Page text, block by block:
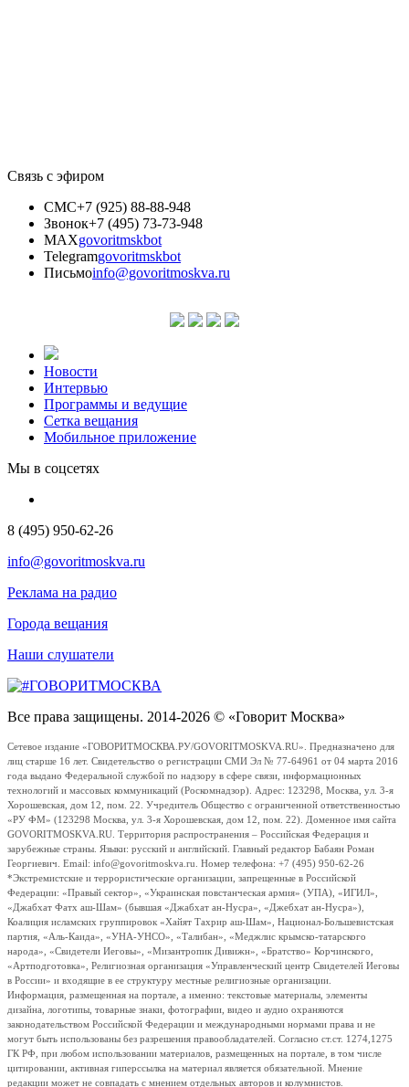
Связь с эфиром
СМС+7 (925) 88-88-948
Звонок+7 (495) 73-73-948
MAXgovoritmskbot
Telegramgovoritmskbot
Письмоinfo@govoritmoskva.ru
Новости
Интервью
Программы и ведущие
Сетка вещания
Мобильное приложение
Мы в соцсетях
8 (495) 950-62-26
info@govoritmoskva.ru
Реклама на радио
Города вещания
Наши слушатели
Все права защищены. 2014-2026 © «Говорит Москва»
Сетевое издание «ГОВОРИТМОСКВА.РУ/GOVORITMOSKVA.RU». Предназначено для
лиц старше 16 лет. Свидетельство о регистрации СМИ Эл № 77-64961 от 04 марта 2016
года выдано Федеральной службой по надзору в сфере связи, информационных
технологий и массовых коммуникаций (Роскомнадзор). Адрес: 123298, Москва, ул. 3-я
Хорошевская, дом 12, пом. 22. Учредитель Общество с ограниченной ответственностью
«РУ ФМ» (123298 Москва, ул. 3-я Хорошевская, дом 12, пом. 22). Доменное имя сайта
GOVORITMOSKVA.RU. Территория распространения – Российская Федерация и
зарубежные страны. Языки: русский и английский. Главный редактор Бабаян Роман
Георгиевич. Email: info@govoritmoskva.ru. Номер телефона: +7 (495) 950-62-26
*Экстремистские и террористические организации, запрещенные в Российской
Федерации: «Правый сектор», «Украинская повстанческая армия» (УПА), «ИГИЛ»,
«Джабхат Фатх аш-Шам» (бывшая «Джабхат ан-Нусра», «Джебхат ан-Нусра»),
Коалиция исламских группировок «Хайят Тахрир аш-Шам», Национал-Большевистская
партия, «Аль-Каида», «УНА-УНСО», «Талибан», «Меджлис крымско-татарского
народа», «Свидетели Иеговы», «Мизантропик Дивижн», «Братство» Корчинского,
«Артподготовка», Религиозная организация «Управленческий центр Свидетелей Иеговы
в России» и входящие в ее структуру местные религиозные организации.
Информация, размещенная на портале, а именно: текстовые материалы, элементы
дизайна, логотипы, товарные знаки, фотографии, видео и аудио охраняются
законодательством Российской Федерации и международными нормами права и не
могут быть использованы без разрешения правообладателей. Согласно ст.ст. 1274,1275
ГК РФ, при любом использовании материалов, размещенных на портале, в том числе
цитировании, активная гиперссылка на материал является обязательной. Мнение
редакции может не совпадать с мнением отдельных авторов и колумнистов.